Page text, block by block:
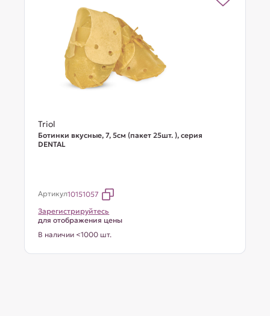
Triol
Ботинки вкусные, 7, 5см (пакет 25шт. ), серия
DENTAL
Артикул10151057
Зарегистрируйтесь
для отображения цены
В наличии <1000 шт.